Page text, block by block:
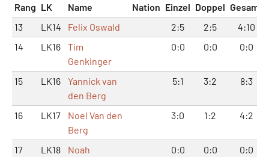
Rang LK Name Nation Einzel Doppel Gesamt
13
LK14 Felix Oswald 2:5 2:5
4:10
14
LK16
Tim
Genkinger
0:0 0:0 0:0
15 LK16
Yannick van
den Berg
5:1 3:2 8:3
16 LK17
Noel Van den
Berg
3:0 1:2 4:2
17 LK18
Noah
0:0 0:0 0:0